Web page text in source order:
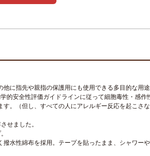
他に指先や親指の保護用にも使用できる多目的な用
的安全性評価ガイドラインに従って細胞毒性・感
。（但し、すべての人にアレルギー反応を起こさ
せました。
撥水性綿布を採用。テープを貼ったまま、シャワー